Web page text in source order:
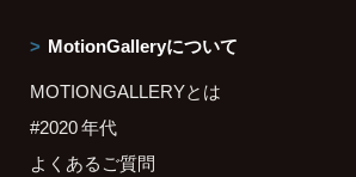
MotionGalleryについて
MOTIONGALLERYとは
#2020 年代
よくあるご質問